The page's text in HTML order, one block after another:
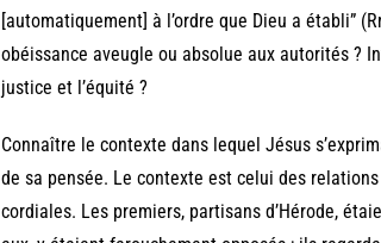
[automatiquement] à l’ordre que Dieu a établi”
obéissance aveugle ou absolue aux autorités ?
justice et l’équité ?
Connaître le contexte dans lequel Jésus
de sa pensée. Le contexte est celui des
cordiales. Les premiers, partisans d’Hérode,